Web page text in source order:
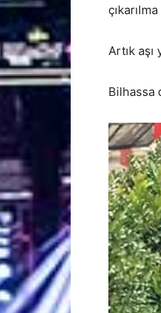
Artık aşı
Bilhassa